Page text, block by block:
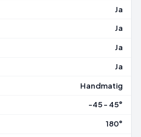
Ja
Ja
Ja
Ja
Handmatig
-45 - 45°
180°